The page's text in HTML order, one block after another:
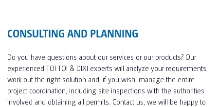
CONSULTING AND PLANNING
Do you have questions about our services or our products? Our
experienced TOI TOI & DIXI experts will analyze your requirements,
work out the right solution and, if you wish, manage the entire
project coordination, including site inspections with the authorities
involved and obtaining all permits. Contact us, we will be happy to